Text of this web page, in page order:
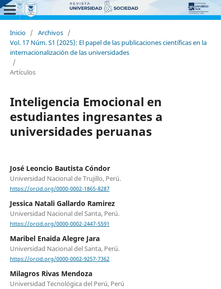
Inicio / Archivos /
Vol. 17 Núm. S1 (2025): El papel de las publicaciones científicas en la
internacionalización de las universidades
/
Artículos
Inteligencia Emocional en
estudiantes ingresantes a
universidades peruanas
José Leoncio Bautista Cóndor
Universidad Nacional de Trujillo, Perú.
https://orcid.org/0000-0002-1865-8287
Jessica Natali Gallardo Ramirez
Universidad Nacional del Santa, Perú.
https://orcid.org/0000-0002-2447-5591
Maribel Enaida Alegre Jara
Universidad Nacional del Santa, Perú.
https://orcid.org/0000-0002-9257-7362
Milagros Rivas Mendoza
Universidad Tecnológica del Perú, Perú